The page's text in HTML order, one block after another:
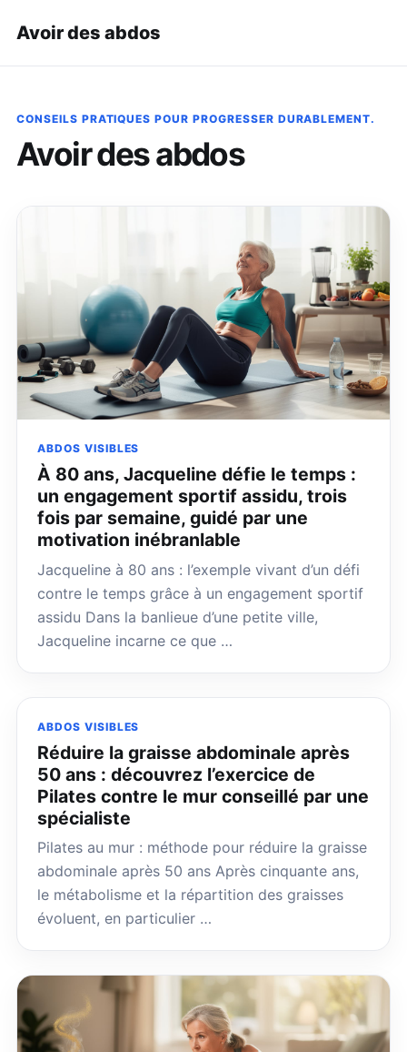
Avoir des abdos
CONSEILS PRATIQUES POUR PROGRESSER DURABLEMENT.
Avoir des abdos
ABDOS VISIBLES
À 80 ans, Jacqueline défie le temps :
un engagement sportif assidu, trois
fois par semaine, guidé par une
motivation inébranlable
Jacqueline à 80 ans : l’exemple vivant d’un défi
contre le temps grâce à un engagement sportif
assidu Dans la banlieue d’une petite ville,
Jacqueline incarne ce que …
ABDOS VISIBLES
Réduire la graisse abdominale après
50 ans : découvrez l’exercice de
Pilates contre le mur conseillé par une
spécialiste
Pilates au mur : méthode pour réduire la graisse
abdominale après 50 ans Après cinquante ans,
le métabolisme et la répartition des graisses
évoluent, en particulier …